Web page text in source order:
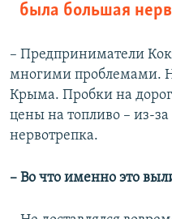
была большая
– Предприниматели
многими проблемами.
Крыма. Пробки на
цены на топливо – из-
нервотрепка.
– Во что именно это